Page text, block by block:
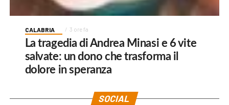
CALABRIA 3 ore fa
La tragedia di Andrea Minasi e 6 vite
salvate: un dono che trasforma il
dolore in speranza
SOCIAL